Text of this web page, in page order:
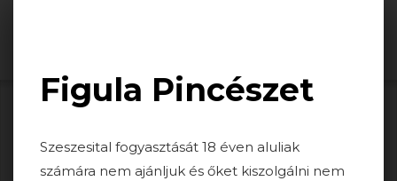
HÍREK
Figula Pincészet
Szeszesital fogyasztását 18 éven aluliak
számára nem ajánljuk és őket kiszolgálni nem